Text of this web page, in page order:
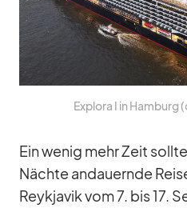
Ex­plora I in Ham­burg
Ein we­nig mehr Zeit
Nächte an­dau­ernde
Reykja­vik vom 7. bis 17.